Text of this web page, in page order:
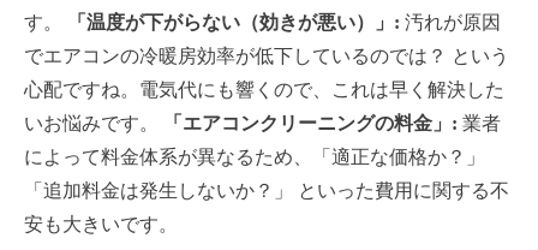
す。
「温度が下がらない（効きが悪い）」: 汚れが原因
でエアコンの冷暖房効率が低下しているのでは？ という
心配ですね。電気代にも響くので、これは早く解決した
いお悩みです。
「エアコンクリーニングの料金」: 業者
によって料金体系が異なるため、「適正な価格か？」
「追加料金は発生しないか？」 といった費用に関する不
安も大きいです。